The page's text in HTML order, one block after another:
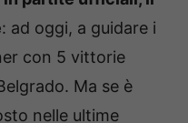
: ad oggi, a guidare i
con 5 vittorie
Ma se è
nelle ultime